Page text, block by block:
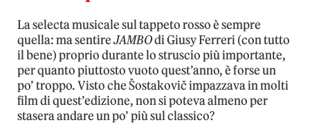
La selecta musicale sul tappeto rosso è sempre
quella: ma sentireJAMBOdi Giusy Ferreri (con tutto
il bene) proprio durante lo struscio più importante,
per quanto piuttosto vuoto quest’anno, è forse un
po’ troppo. Visto che Šostakovič impazzava in molti
film di quest’edizione, non si poteva almeno per
stasera andare un po’ più sul classico?